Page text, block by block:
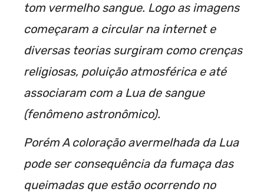
tom vermelho sangue. Logo as imagens
começaram a circular na internet e
diversas teorias surgiram como crenças
religiosas, poluição atmosférica e até
associaram com a Lua de sangue
(fenômeno astronômico).
Porém A coloração avermelhada da Lua
pode ser consequência da fumaça das
queimadas que estão ocorrendo no